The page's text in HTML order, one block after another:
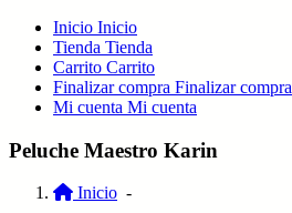
Inicio Inicio
Tienda Tienda
Carrito Carrito
Finalizar compra Finalizar compra
Mi cuenta Mi cuenta
Peluche Maestro Karin
Inicio -